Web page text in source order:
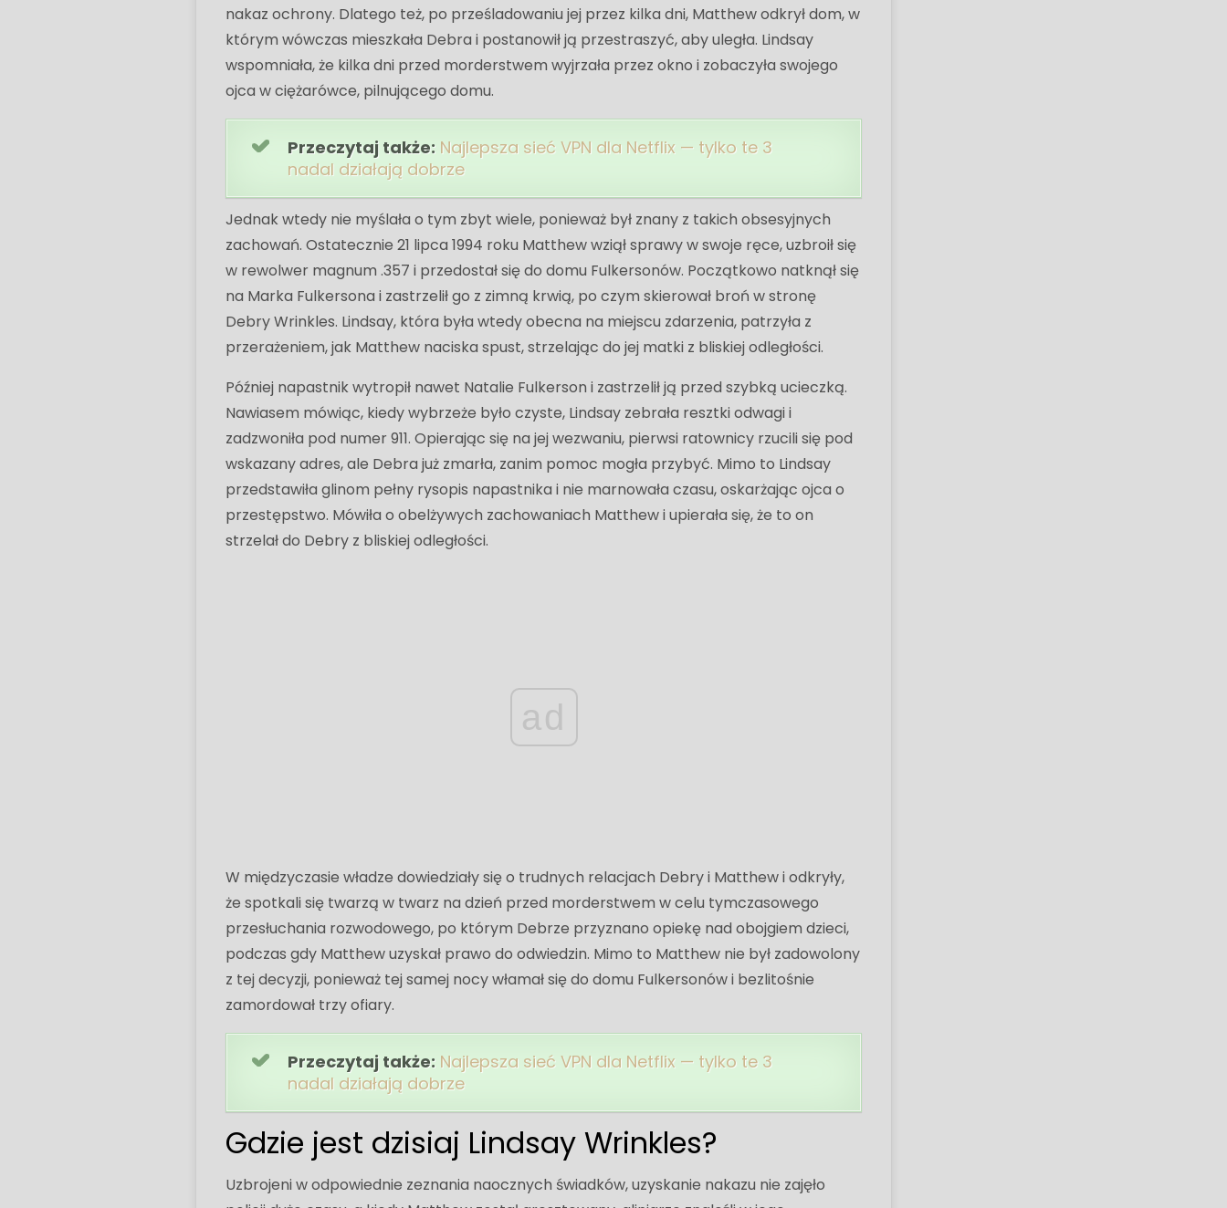
nakaz ochrony. Dlatego też, po prześladowaniu jej przez kilka dni, Matthew odkrył dom, w
którym wówczas mieszkała Debra i postanowił ją przestraszyć, aby uległa. Lindsay
wspomniała, że ​​kilka dni przed morderstwem wyjrzała przez okno i zobaczyła swojego
ojca w ciężarówce, pilnującego domu.
Przeczytaj także: Najlepsza sieć VPN dla Netflix — tylko te 3
nadal działają dobrze
Jednak wtedy nie myślała o tym zbyt wiele, ponieważ był znany z takich obsesyjnych
zachowań. Ostatecznie 21 lipca 1994 roku Matthew wziął sprawy w swoje ręce, uzbroił się
w rewolwer magnum .357 i przedostał się do domu Fulkersonów. Początkowo natknął się
na Marka Fulkersona i zastrzelił go z zimną krwią, po czym skierował broń w stronę
Debry Wrinkles. Lindsay, która była wtedy obecna na miejscu zdarzenia, patrzyła z
przerażeniem, jak Matthew naciska spust, strzelając do jej matki z bliskiej odległości.
Później napastnik wytropił nawet Natalie Fulkerson i zastrzelił ją przed szybką ucieczką.
Nawiasem mówiąc, kiedy wybrzeże było czyste, Lindsay zebrała resztki odwagi i
zadzwoniła pod numer 911. Opierając się na jej wezwaniu, pierwsi ratownicy rzucili się pod
wskazany adres, ale Debra już zmarła, zanim pomoc mogła przybyć. Mimo to Lindsay
przedstawiła glinom pełny rysopis napastnika i nie marnowała czasu, oskarżając ojca o
przestępstwo. Mówiła o obelżywych zachowaniach Matthew i upierała się, że to on
strzelał do Debry z bliskiej odległości.
ad
W międzyczasie władze dowiedziały się o trudnych relacjach Debry i Matthew i odkryły,
że spotkali się twarzą w twarz na dzień przed morderstwem w celu tymczasowego
przesłuchania rozwodowego, po którym Debrze przyznano opiekę nad obojgiem dzieci,
podczas gdy Matthew uzyskał prawo do odwiedzin. Mimo to Matthew nie był zadowolony
z tej decyzji, ponieważ tej samej nocy włamał się do domu Fulkersonów i bezlitośnie
zamordował trzy ofiary.
Przeczytaj także: Najlepsza sieć VPN dla Netflix — tylko te 3
nadal działają dobrze
Gdzie jest dzisiaj Lindsay Wrinkles?
Uzbrojeni w odpowiednie zeznania naocznych świadków, uzyskanie nakazu nie zajęło